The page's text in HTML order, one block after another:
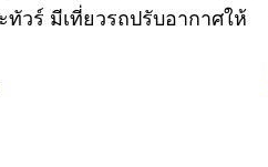
วร์ มีเที่ยวรถปรับอากาศให้